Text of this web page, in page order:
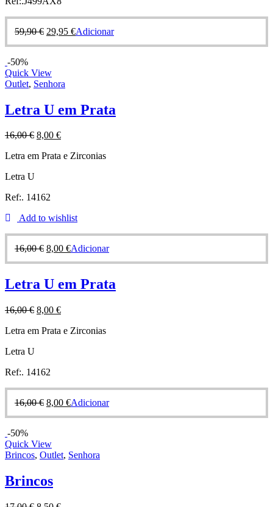
59,90€ 29,95 €Adicionar
-50%
Quick View
Outlet, Senhora
Letra U em Prata
16,00€ 8,00 €
Letra em Prata e Zirconias
Letra U
Ref:. 14162
Add to wishlist
16,00€ 8,00 €Adicionar
Letra U em Prata
16,00€ 8,00 €
Letra em Prata e Zirconias
Letra U
Ref:. 14162
16,00€ 8,00 €Adicionar
-50%
Quick View
Brincos, Outlet, Senhora
Brincos